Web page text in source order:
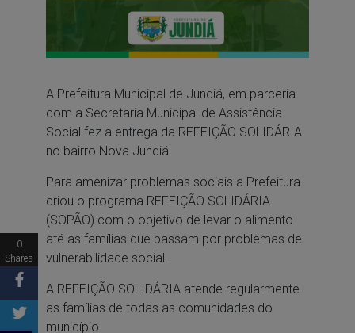
A Prefeitura Municipal de Jundiá, em parceria
com a Secretaria Municipal de Assistência
Social fez a entrega da REFEIÇÃO SOLIDÁRIA
no bairro Nova Jundiá.
Para amenizar problemas sociais a Prefeitura
criou o programa REFEIÇÃO SOLIDÁRIA
(SOPÃO) com o objetivo de levar o alimento
até as famílias que passam por problemas de
vulnerabilidade social.
A REFEIÇÃO SOLIDÁRIA atende regularmente
as famílias de todas as comunidades do
município.
0
Shares